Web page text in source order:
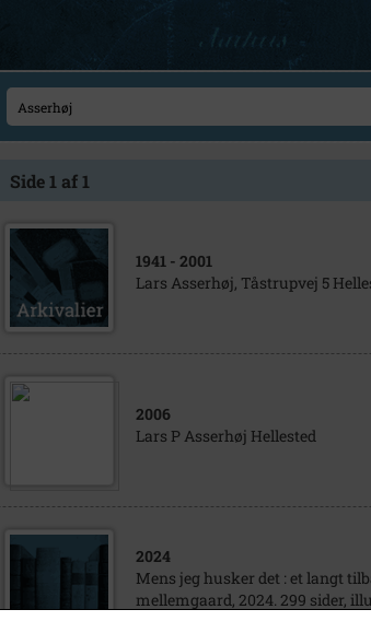
Side 1 af 1
1941 - 2001
Lars Asserhøj, Tåstrupvej 5
2006
Lars P Asserhøj Hellested
2024
Mens jeg husker det : et langt
mellemgaard, 2024. 299 sider,